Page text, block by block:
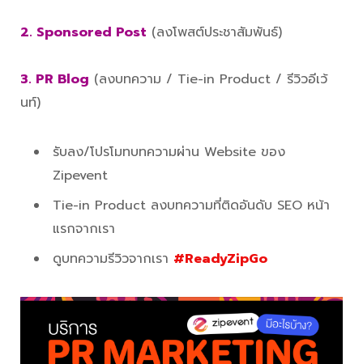
2. Sponsored Post (ลงโพสต์ประชาสัมพันธ์)
3. PR Blog (ลงบทความ / Tie-in Product / รีวิวอีเว้
นท์)
รับลง/โปรโมทบทความผ่าน Website ของ
Zipevent
Tie-in Product ลงบทความที่ติดอันดับ SEO หน้า
แรกจากเรา
ดูบทความรีวิวจากเรา #ReadyZipGo